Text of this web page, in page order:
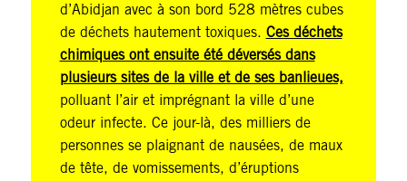
d’Abidjan avec à son bord 528 mètres cubes
de déchets hautement toxiques. Ces déchets
chimiques ont ensuite été déversés dans
plusieurs sites de la ville et de ses banlieues,
polluant l’air et imprégnant la ville d’une
odeur infecte. Ce jour-là, des milliers de
personnes se plaignant de nausées, de maux
de tête, de vomissements, d’éruptions